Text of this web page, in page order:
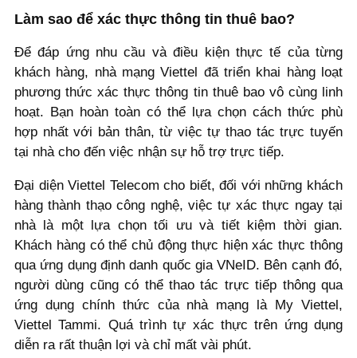
Làm sao để xác thực thông tin thuê bao?
Để đáp ứng nhu cầu và điều kiện thực tế của từng
khách hàng, nhà mạng Viettel đã triển khai hàng loạt
phương thức xác thực thông tin thuê bao vô cùng linh
hoạt. Bạn hoàn toàn có thể lựa chọn cách thức phù
hợp nhất với bản thân, từ việc tự thao tác trực tuyến
tại nhà cho đến việc nhận sự hỗ trợ trực tiếp.
Đại diện Viettel Telecom cho biết, đối với những khách
hàng thành thạo công nghệ, việc tự xác thực ngay tại
nhà là một lựa chọn tối ưu và tiết kiệm thời gian.
Khách hàng có thể chủ động thực hiện xác thực thông
qua ứng dụng định danh quốc gia VNeID. Bên cạnh đó,
người dùng cũng có thể thao tác trực tiếp thông qua
ứng dụng chính thức của nhà mạng là My Viettel,
Viettel Tammi. Quá trình tự xác thực trên ứng dụng
diễn ra rất thuận lợi và chỉ mất vài phút.